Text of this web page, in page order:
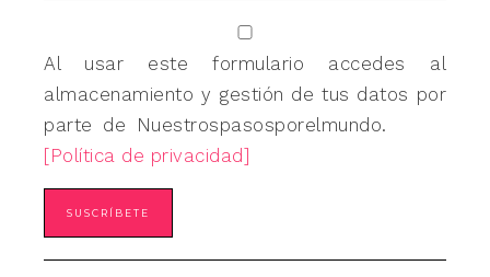
Al usar este formulario accedes al
almacenamiento y gestión de tus datos por
parte de Nuestrospasosporelmundo.
[Política de privacidad]